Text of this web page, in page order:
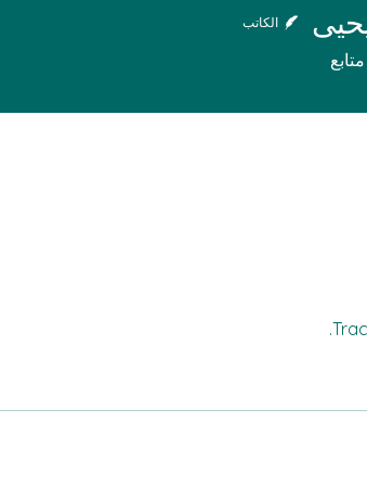
الكاتب
متابع